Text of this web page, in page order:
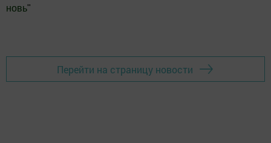
новь"
Перейти на страницу новости